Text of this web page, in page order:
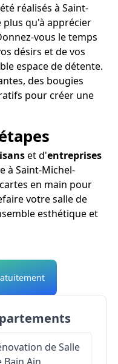
réalisés à Saint-
plus qu'à apprécier
vous le temps
désirs et de vos
espace de détente.
des bougies
pour créer une
et d'entreprises
à Saint-Michel-
en main pour
votre salle de
esthétique et
de Salle